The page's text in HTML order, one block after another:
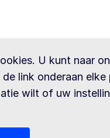
U kunt naar
link onderaan elke
wilt of uw